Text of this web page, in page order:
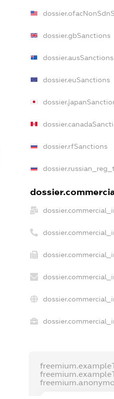
dossier.gbSanctions
dossier.ausSanctions
dossier.euSanctions
dossier.rfSanctions